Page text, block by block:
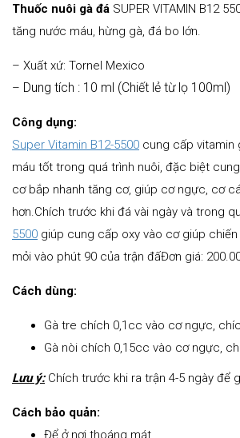
Thuốc nuôi gà đá SUPER VITAMIN B12
tăng nước máu, hừng gà, đá bo lớn.
– Xuất xứ: Tornel Mexico
– Dung tích : 10 ml (Chiết lẻ từ lọ 100ml)
Công dụng:
Super Vitamin B12-5500 cung cấp vitamin
máu tốt trong quá trình nuôi, đặc biệt
cơ bắp nhanh tăng cơ, giúp cơ ngực, cơ
hơn.Chích trước khi đá vài ngày và trong
5500 giúp cung cấp oxy vào cơ giúp
mỏi vào phút 90 của trận đấĐơn giá:
Cách dùng:
Gà tre chích 0,1cc vào cơ ngực,
Gà nòi chích 0,15cc vào cơ ngực,
Lưu ý:Chích trước khi ra trận 4-5 ngày để
Cách bảo quản:
Để ở nơi thoáng mát.